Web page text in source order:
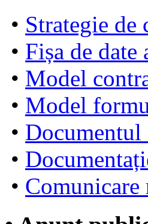
• Strategie de
• Fișa de date
• Model
• Model
•
•
• Comunicare